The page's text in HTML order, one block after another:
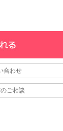
合わせ
ご相談